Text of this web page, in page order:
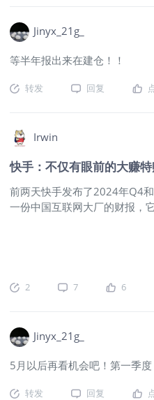
手-W(01024)$
满，但用户增长乏力这个老毛病
了，搞得投资者们现在举棋不定
看亮眼的部分。 全年营收突破
比前一年多赚了11.8%，调整后
营销收入724亿，占了大头不说
更是冲到1.39万亿的惊人数字
去年双十一期间，平台上的东
把酸菜和冻梨卖爆了，单日
续刷新三次，这带货能力真不
2、不过财报里藏着个"定时炸
吐槽："现在刷快手就像逛菜市
台用户质量的隐忧。 3、直播业
现更让人头大。 全年收入371亿
少了5.1%，虽然降幅收窄到第
手的"老铁文化"似乎有点带不动
Jinyx_21g_
等半年报出来在建仓！！
转发 回复
Irwin
快手：不仅有眼前的大赚
前两天快手发布了2024年Q4
一份中国互联网大厂的财报，
Q4，快手整体营收354亿（元
达了对其增长放缓的忧虑，财
跌，距年内高点已跌去近20%
六天下跌 而在利润端，却是一
年度盈利就创造了超百亿“经
特赚。 2024年，快手全年净
2 7 6
Jinyx_21g_
5月以后再看机会吧！第一季度
转发 回复